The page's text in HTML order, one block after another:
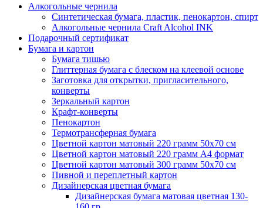
Алкогольные чернила
Синтетическая бумага, пластик, пенокартон, спирт
Алкогольные чернила Craft Alcohol INK
Подарочный сертификат
Бумага и картон
Бумага тишью
Глиттерная бумага с блеском на клеевой основе
Заготовка для открытки, пригласительного,
конверты
Зеркальный картон
Крафт-конверты
Пенокартон
Термотрансферная бумага
Цветной картон матовый 220 грамм 50х70 см
Цветной картон матовый 220 грамм A4 формат
Цветной картон матовый 300 грамм 50х70 см
Пивной и переплетный картон
Дизайнерская цветная бумага
Дизайнерская бумага матовая цветная 130-